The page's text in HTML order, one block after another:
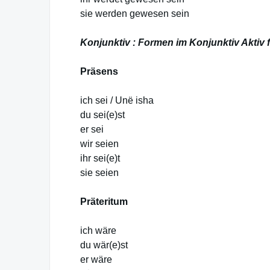
sie werden gewesen sein
Konjunktiv : Formen im Konjunktiv Aktiv
Präsens
ich sei / Unë isha
du sei(e)st
er sei
wir seien
ihr sei(e)t
sie seien
Präteritum
ich wäre
du wär(e)st
er wäre